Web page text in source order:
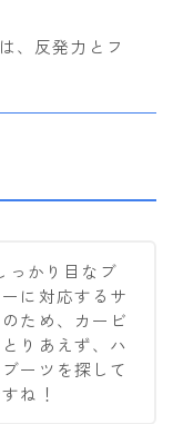
、反発力とフ
っかり目なブ
に対応するサ
ため、カービ
りあえず、ハ
ーツを探して
ね！